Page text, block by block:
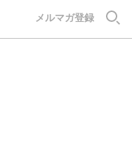
メルマガ登録